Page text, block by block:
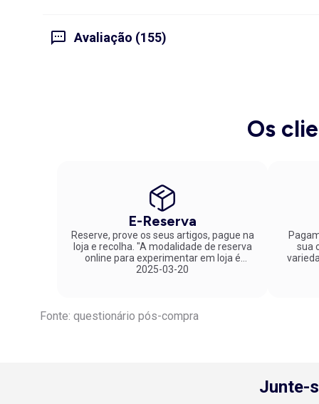
Avaliação (155)
Os
E-Reserva
Reserve, prove os seus artigos, pague na
loja e recolha. "A modalidade de reserva
online para experimentar em loja é
fantástica. Parabéns pela inovação!"
2025-03-20
sua
Fonte: questionário pós-compra
Junte-